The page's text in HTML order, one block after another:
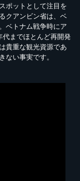
ポットとして注目を
クアンビン省は、ベ
ベトナム戦争時にア
代までほとんど再開発
貴重な観光資源であ
ない事実です。